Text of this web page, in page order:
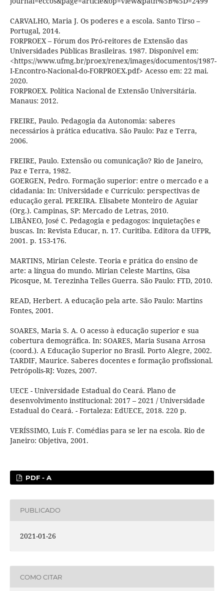
CARVALHO, Maria J. Os poderes e a escola. Santo Tirso –
Portugal, 2014.
FORPROEX – Fórum dos Pró-reitores de Extensão das
Universidades Públicas Brasileiras. 1987. Disponível em:
<https://www.ufmg.br/proex/renex/images/documentos/1987-
I-Encontro-Nacional-do-FORPROEX.pdf> Acesso em: 22 mai.
2020.
FORPROEX. Política Nacional de Extensão Universitária.
Manaus: 2012.
FREIRE, Paulo. Pedagogia da Autonomia: saberes
necessários à prática educativa. São Paulo: Paz e Terra,
2006.
FREIRE, Paulo. Extensão ou comunicação? Rio de Janeiro,
Paz e Terra, 1982.
GOERGEN, Pedro. Formação superior: entre o mercado e a
cidadania: In: Universidade e Currículo: perspectivas de
educação geral. PEREIRA. Elisabete Monteiro de Aguiar
(Org.). Campinas, SP: Mercado de Letras, 2010.
LIBÂNEO, José C. Pedagogia e pedagogos: inquietações e
buscas. In: Revista Educar, n. 17. Curitiba. Editora da UFPR,
2001. p. 153-176.
MARTINS, Mirian Celeste. Teoria e prática do ensino de
arte: a língua do mundo. Mirian Celeste Martins, Gisa
Picosque, M. Terezinha Telles Guerra. São Paulo: FTD, 2010.
READ, Herbert. A educação pela arte. São Paulo: Martins
Fontes, 2001.
SOARES, Maria S. A. O acesso à educação superior e sua
cobertura demográfica. In: SOARES, Maria Susana Arrosa
(coord.). A Educação Superior no Brasil. Porto Alegre, 2002.
TARDIF, Maurice. Saberes docentes e formação profissional.
Petrópolis-RJ: Vozes, 2007.
UECE - Universidade Estadual do Ceará. Plano de
desenvolvimento institucional: 2017 – 2021 / Universidade
Estadual do Ceará. - Fortaleza: EdUECE, 2018. 220 p.
VERÍSSIMO, Luís F. Comédias para se ler na escola. Rio de
Janeiro: Objetiva, 2001.
PDF - A
PUBLICADO
2021-01-26
COMO CITAR